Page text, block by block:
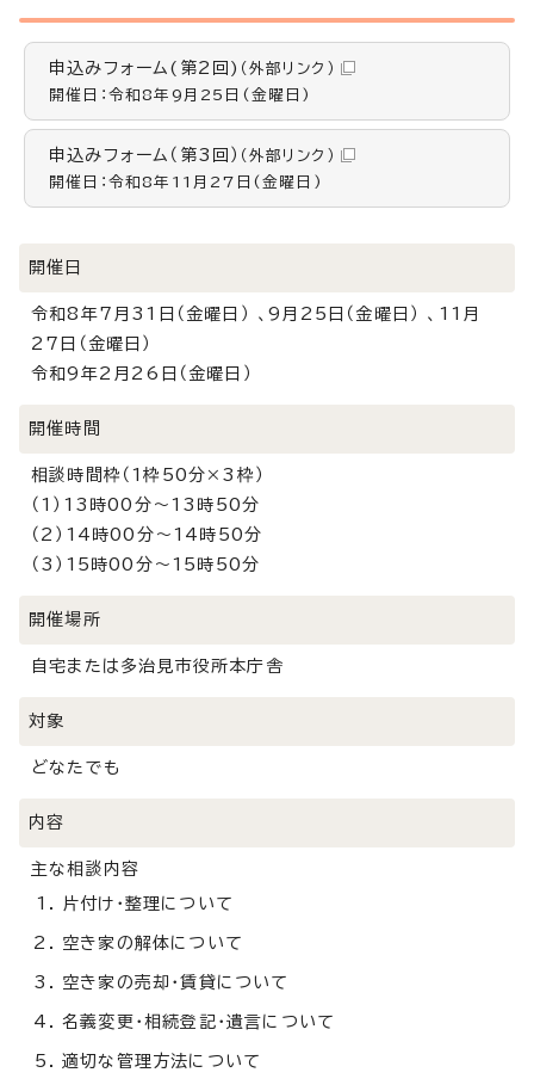
申込みフォーム(第2回) （外部リンク）
開催日：令和8年9月25日(金曜日)
申込みフォーム（第3回） （外部リンク）
開催日：令和8年11月27日(金曜日)
開催日
令和8年7月31日（金曜日） 、9月25日（金曜日） 、11月
27日（金曜日）
令和9年2月26日（金曜日）
開催時間
相談時間枠（1枠50分×3枠）
（1）13時00分～13時50分
（2）14時00分～14時50分
（3）15時00分～15時50分
開催場所
自宅または多治見市役所本庁舎
対象
どなたでも
内容
主な相談内容
片付け・整理について
空き家の解体について
空き家の売却・賃貸について
名義変更・相続登記・遺言について
適切な管理方法について